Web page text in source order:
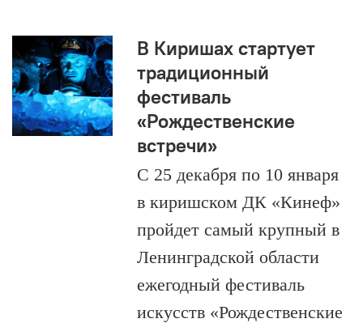
В Киришах стартует
традиционный
фестиваль
«Рождественские
встречи»
С 25 декабря по 10 января
в киришском ДК «Кинеф»
пройдет самый крупный в
Ленинградской области
ежегодный фестиваль
искусств «Рождественские